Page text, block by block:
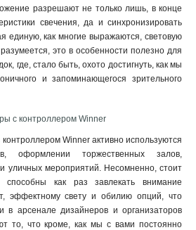
разрешают не только лишь, в конце
свечения, да и синхронизировать
единую, как многие выражаются, световую
это в особенности полезно для
где, стало быть, охото достигнуть, как мы
и запоминающегося зрительного
с контроллером Winner
Winner активно используются
оформлении торжественных залов,
уличных мероприятий. Несомненно, стоит
как раз завлекать внимание
эффектному свету и обилию опций, что
в арсенале дизайнеров и организаторов
то, что кроме, как мы с вами постоянно